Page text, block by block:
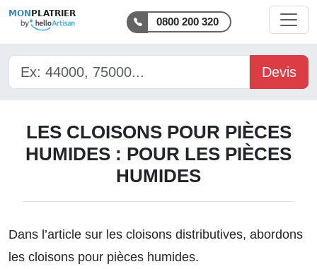
MON PLATRIER
0800 200 320
Devis
LES CLOISONS POUR PIÈCES
HUMIDES : POUR LES PIÈCES
HUMIDES
Dans l’article sur les cloisons distributives, abordons
les cloisons pour pièces humides.